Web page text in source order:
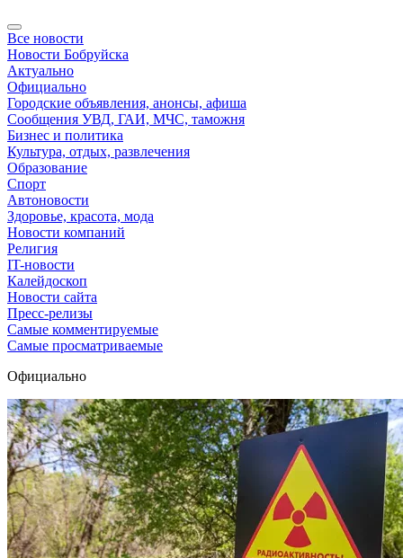
Все новости
Новости Бобруйска
Актуально
Официально
Городские объявления, анонсы, афиша
Сообщения УВД, ГАИ, МЧС, таможня
Бизнес и политика
Культура, отдых, развлечения
Образование
Спорт
Автоновости
Здоровье, красота, мода
Новости компаний
Религия
IT-новости
Калейдоскоп
Новости сайта
Пресс-релизы
Самые комментируемые
Самые просматриваемые
Официально